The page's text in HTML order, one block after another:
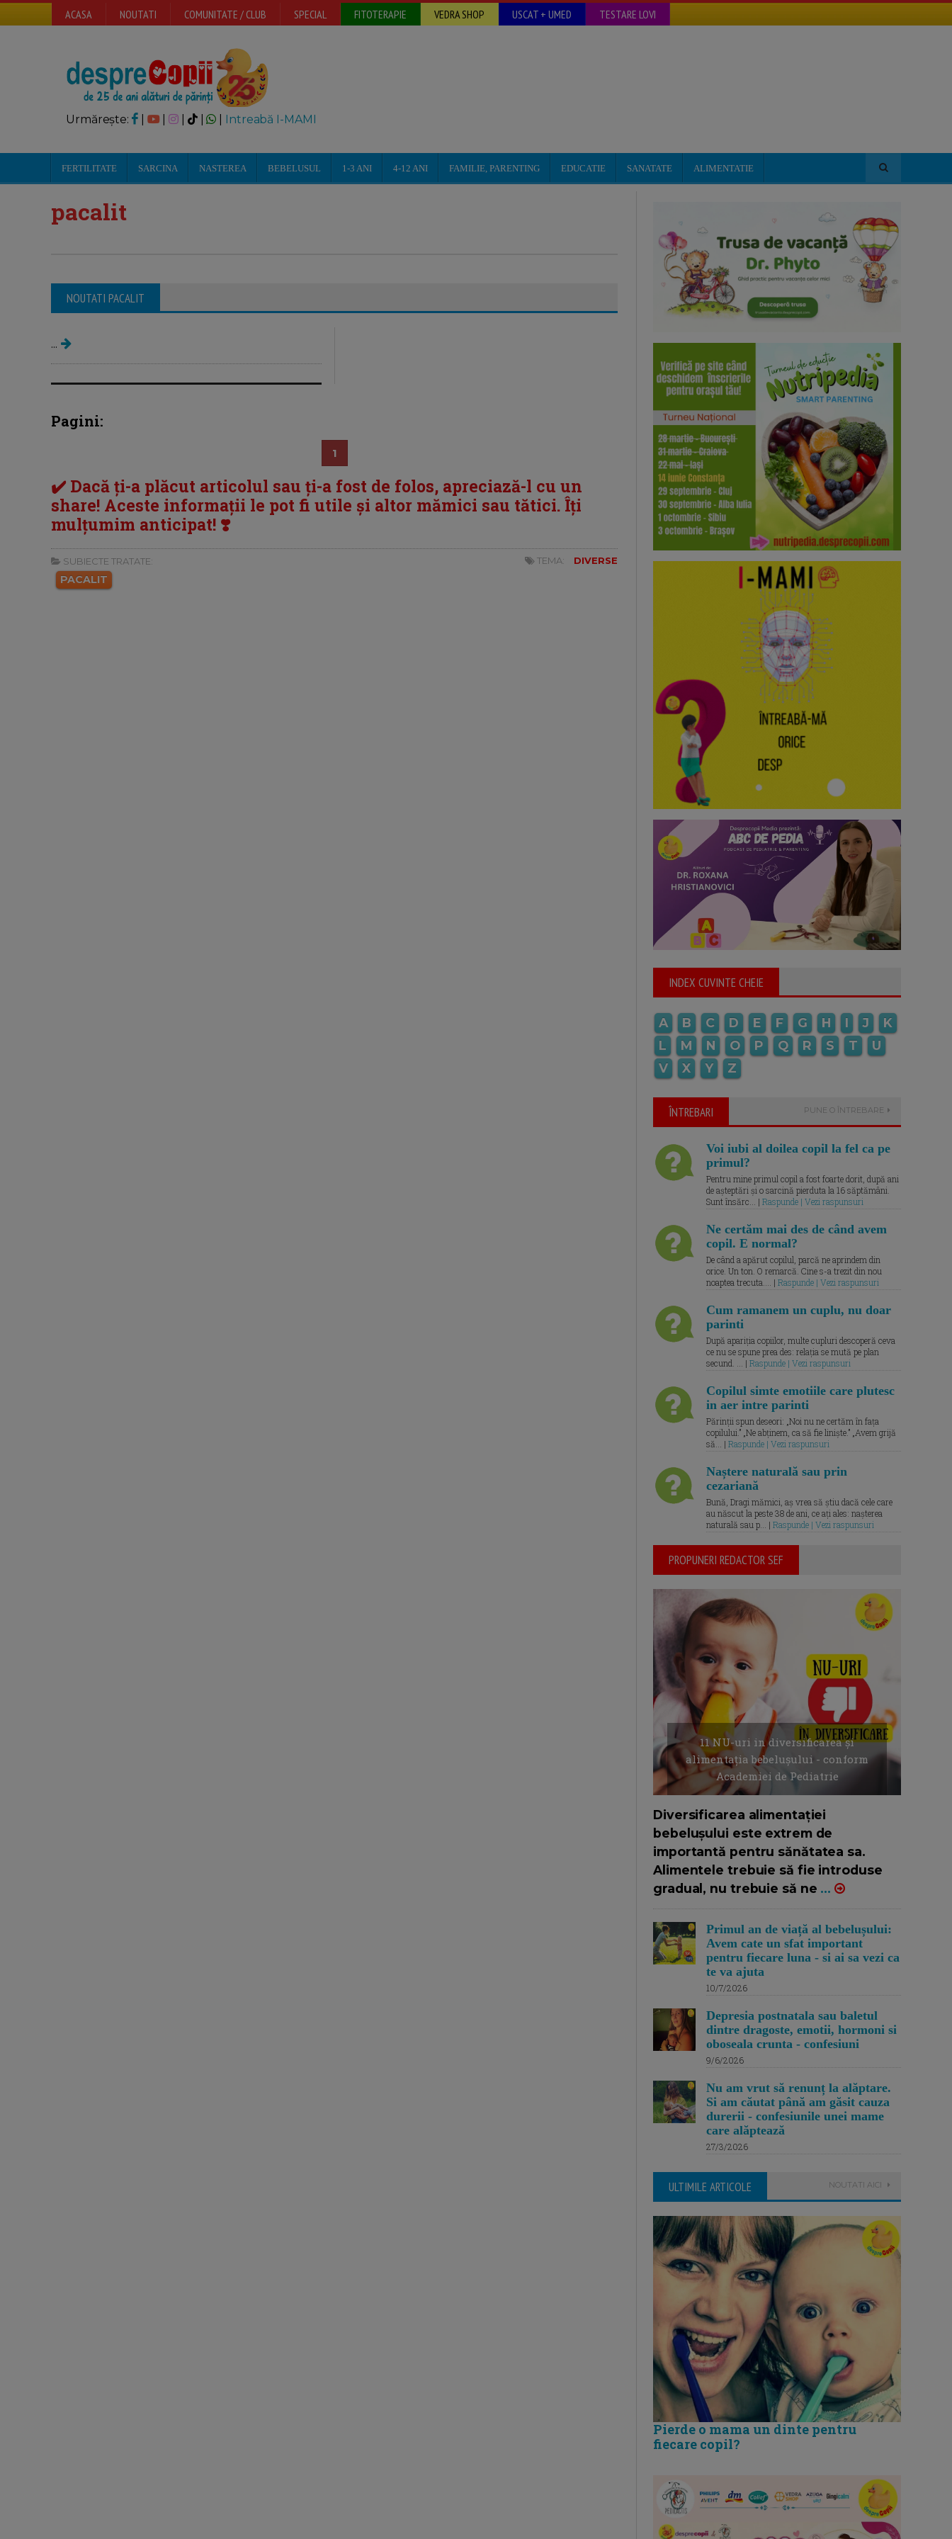
ACASA NOUTATI COMUNITATE / CLUB SPECIAL FITOTERAPIE VEDRA SHOP USCAT + UMED TESTARE LOVI
Urmărește: | | Intreabă I-MAMI
FERTILITATE SARCINA NASTEREA BEBELUSUL 1-3 ANI 4-12 ANI FAMILIE, PARENTING EDUCATIE SANATATE ALIMENTATIE
pacalit
NOUTATI PACALIT
Ursul pacalit de vulpe
...
Pagini:
1
✔️ Dacă ți-a plăcut articolul sau ți-a fost de folos, apreciază-l cu un
share! Aceste informații le pot fi utile și altor mămici sau tătici. Îți
mulțumim anticipat! ❣️
SUBIECTE TRATATE:
PACALIT
TEMA: DIVERSE
INDEX CUVINTE CHEIE
A B C D E F G H I J
K
L
M N O P Q R S T
U
V
X Y Z
ÎNTREBARI PUNE O ÎNTREBARE
Voi iubi al doilea copil la fel ca pe
primul?
Pentru mine primul copil a fost foarte dorit, după ani
de așteptări și o sarcină pierduta la 16 săptămâni.
Sunt însărc... | Raspunde | Vezi raspunsuri
Ne certăm mai des de când avem
copil. E normal?
De când a apărut copilul, parcă ne aprindem din
orice. Un ton. O remarcă. Cine s-a trezit din nou
noaptea trecuta.... | Raspunde | Vezi raspunsuri
Cum ramanem un cuplu, nu doar
parinti
După apariția copiilor, multe cupluri descoperă ceva
ce nu se spune prea des: relația se mută pe plan
secund. ... | Raspunde | Vezi raspunsuri
Copilul simte emotiile care plutesc
in aer intre parinti
Părinții spun deseori: „Noi nu ne certăm în fața
copilului.” „Ne abținem, ca să fie liniște.” „Avem grijă
să... | Raspunde | Vezi raspunsuri
Naștere naturală sau prin
cezariană
Bună, Dragi mămici, aș vrea să știu dacă cele care
au născut la peste 38 de ani, ce ați ales: nașterea
naturală sau p... | Raspunde | Vezi raspunsuri
PROPUNERI REDACTOR SEF
11 NU-uri in diversificarea și
alimentația bebelușului - conform
Academiei de Pediatrie
Diversificarea alimentației
bebelușului este extrem de
importantă pentru sănătatea sa.
Alimentele trebuie să fie introduse
gradual, nu trebuie să ne ...
Primul an de viață al bebelușului:
Avem cate un sfat important
pentru fiecare luna - si ai sa vezi ca
te va ajuta
10/7/2026
Depresia postnatala sau baletul
dintre dragoste, emotii, hormoni si
oboseala crunta - confesiuni
9/6/2026
Nu am vrut să renunț la alăptare.
Si am căutat până am găsit cauza
durerii - confesiunile unei mame
care alăptează
27/3/2026
ULTIMILE ARTICOLE NOUTATI AICI
Pierde o mama un dinte pentru
fiecare copil?